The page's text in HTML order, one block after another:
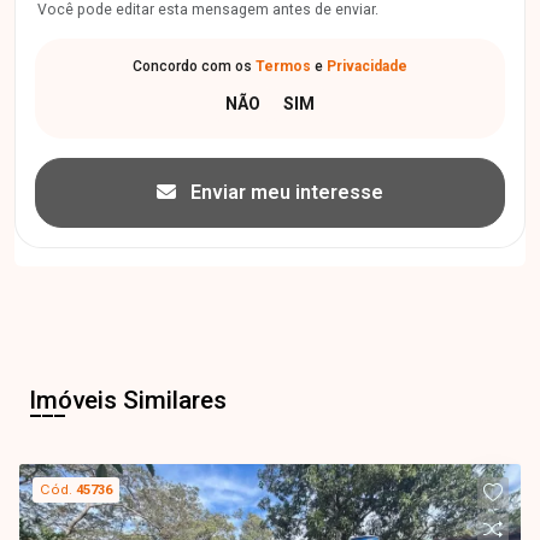
Você pode editar esta mensagem antes de enviar.
Concordo com os Termos e Privacidade
Enviar meu interesse
Imóveis Similares
Cód.45736